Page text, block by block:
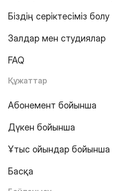
Біздің серіктесіміз болу
Залдар мен студиялар
FAQ
Құжаттар
Абонемент бойынша
Дүкен бойынша
Ұтыс ойындар бойынша
Басқа